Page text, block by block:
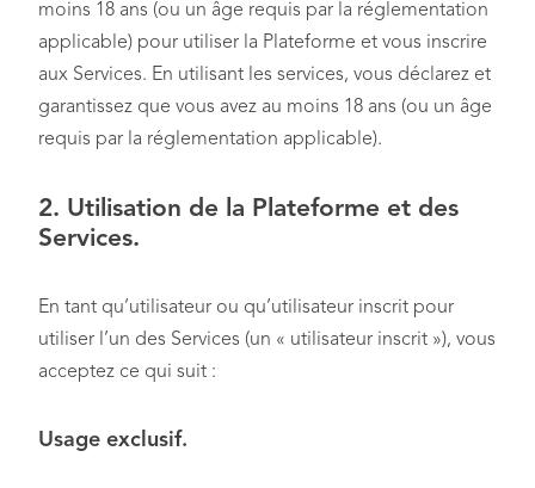
moins 18 ans (ou un âge requis par la réglementation
applicable) pour utiliser la Plateforme et vous inscrire
aux Services. En utilisant les services, vous déclarez et
garantissez que vous avez au moins 18 ans (ou un âge
requis par la réglementation applicable).
2. Utilisation de la Plateforme et des
Services.
En tant qu’utilisateur ou qu’utilisateur inscrit pour
utiliser l’un des Services (un « utilisateur inscrit »), vous
acceptez ce qui suit :
Usage exclusif.